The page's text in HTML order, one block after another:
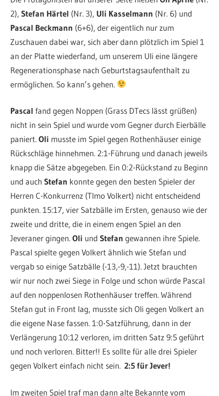
2),Stefan Härtel (Nr. 3), Uli Kasselmann (Nr. 6) und
Pascal Beckmann (6+6), der eigentlich nur zum
Zuschauen dabei war, sich aber dann plötzlich im Spiel 1
an der Platte wiederfand, um unserem Uli eine längere
Regenerationsphase nach Geburtstagsaufenthalt zu
ermöglichen. So kann’s gehen.
Pascal fand gegen Noppen (Grass DTecs lässt grüßen)
nicht in sein Spiel und wurde vom Gegner durch Eierbälle
paniert.Oli musste im Spiel gegen Rothenhäuser einige
Rückschläge hinnehmen. 2:1-Führung und danach jeweils
knapp die Sätze abgegeben. Ein 0:2-Rückstand zu Beginn
und auchStefan konnte gegen den besten Spieler der
Herren C-Konkurrenz (TImo Volkert) nicht entscheidend
punkten. 15:17, vier Satzbälle im Ersten, genauso wie der
zweite und dritte, die in einem engen Spiel an den
Jeveraner gingen.Oli undStefan gewannen ihre Spiele.
Pascal spielte gegen Volkert ähnlich wie Stefan und
vergab so einige Satzbälle (-13,-9,-11). Jetzt brauchten
wir nur noch zwei Siege in Folge und schon würde Pascal
auf den noppenlosen Rothenhäuser treffen. Während
Stefan gut in Front lag, musste sich Oli gegen Volkert an
die eigene Nase fassen. 1:0-Satzführung, dann in der
Verlängerung 10:12 verloren, im dritten Satz 9:5 geführt
und noch verloren. Bitter!! Es sollte für alle drei Spieler
gegen Volkert einfach nicht sein.2:5 für Jever!
Im zweiten Spiel traf man dann alte Bekannte vom